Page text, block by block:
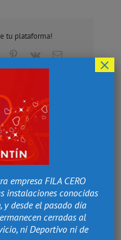
tu plataforma!
Tumblr Pinterest
Vk
Correo
electrónico
empresa FILA CERO
instalaciones conocidas
desde el pasado día
cerradas al
ni Deportivo ni de
×